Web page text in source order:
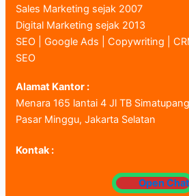
Sales Marketing sejak 2007
Digital Marketing sejak 2013
SEO | Google Ads | Copywriting |
SEO
Alamat Kantor :
Menara 165 lantai 4 Jl TB
Pasar Minggu, Jakarta Selatan
Kontak :
Open Chat